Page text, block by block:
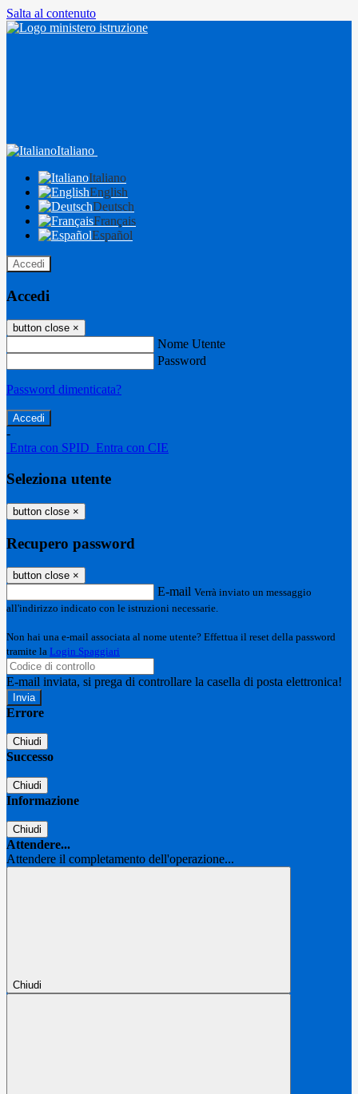
Salta al contenuto
Italiano
Italiano
English
Deutsch
Français
Español
Accedi
Accedi
button close ×
Nome Utente
Password
Password dimenticata?
-
Entra con SPID Entra con CIE
Seleziona utente
button close ×
Recupero password
button close ×
E-mail Verrà inviato un messaggio
all'indirizzo indicato con le istruzioni necessarie.
Non hai una e-mail associata al nome utente? Effettua il reset della password
tramite la Login Spaggiari
E-mail inviata, si prega di controllare la casella di posta elettronica!
Errore
Chiudi
Successo
Chiudi
Informazione
Chiudi
Attendere...
Attendere il completamento dell'operazione...
Chiudi